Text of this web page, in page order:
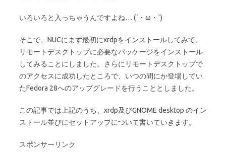
いろいろと入っちゃうんですよね… (´・ω・`)
そこで、NUCにまず最初にxrdpをインストールしてみて、
リモートデスクトップに必要なパッケージをインストール
してみることにしました。さらにリモートデスクトップで
のアクセスに成功したところで、いつの間にか登場してい
たFedora 28へのアップグレードを行うこととしました。
この記事では上記のうち、xrdp及びGNOME desktop のイン
ストール並びにセットアップについて書いていきます。
スポンサーリンク